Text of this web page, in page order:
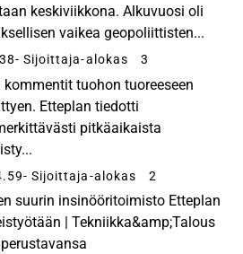
keskiviikkona. Alkuvuosi oli
vaikea geopoliittisten...
- Sijoittaja-alokas 3
kommentit tuohon tuoreeseen
Etteplan tiedotti
pitkäaikaista
- Sijoittaja-alokas 2
suurin insinööritoimisto Etteplan
| Tekniikka&amp;Talous